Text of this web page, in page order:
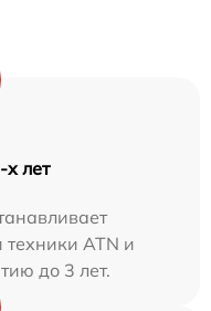
х лет
ATN и
до 3 лет.